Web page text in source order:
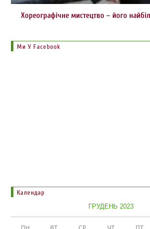
Хореографічне мистецтво – його
Ми У Facebook
Календар
ГРУДЕНЬ 2023